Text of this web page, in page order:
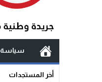
سياسة
أخر المستجدات